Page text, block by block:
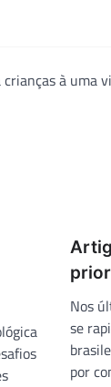
à uma
Nos
se
por